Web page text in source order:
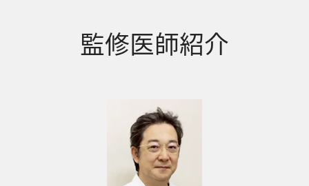
監修医師紹介